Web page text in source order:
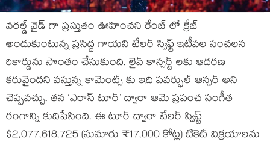
వరల్డ్ వైడ్ గా ప్రస్తుతం ఊహించని రేంజ్ లో క్రేజ్
అందుకుంటున్న ప్రసిద్ధ గాయని టేలర్ స్విఫ్ట్ ఇటీవల సంచలన
రికార్డును సొంతం చేసుకుంది. లైవ్ కాన్సర్ట్ లకు ఆదరణ
కరువైందని వస్తున్న కామెంట్స్ కు ఇది పవర్ఫుల్ ఆన్సర్ అని
చెప్పవచ్చు. తన ‘ఎరాస్ టూర్’ ద్వారా ఆమె ప్రపంచ సంగీత
రంగాన్ని కుదిపేసింది. ఈ టూర్ ద్వారా టేలర్ స్విఫ్ట్
$2,077,618,725 (సుమారు ₹17,000 కోట్ల) టికెట్ విక్రయాలను